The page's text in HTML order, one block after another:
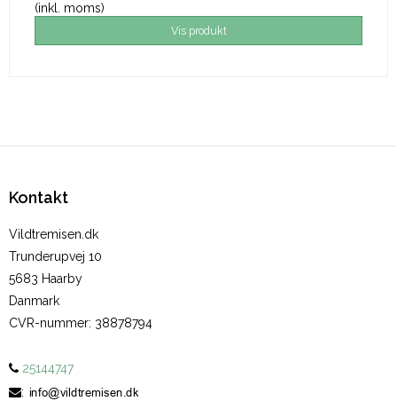
(inkl. moms)
Vis produkt
Kontakt
Vildtremisen.dk
Trunderupvej 10
5683 Haarby
Danmark
CVR-nummer: 38878794
25144747
: